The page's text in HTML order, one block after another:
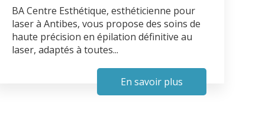
BA Centre Esthétique, esthéticienne pour
laser à Antibes, vous propose des soins de
haute précision en épilation définitive au
laser, adaptés à toutes...
En savoir plus